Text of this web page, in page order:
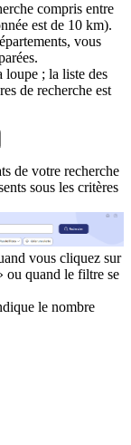
compris entre
est de 10 km).
vous
loupe ; la liste des
de recherche est
de votre recherche
sous les critères
vous cliquez sur
quand le filtre se
le nombre